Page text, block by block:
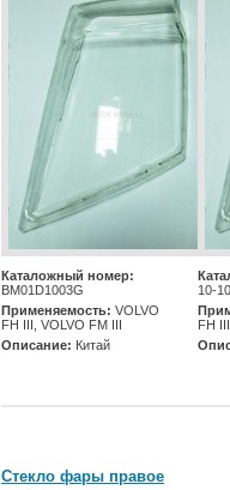
Каталожный номер:
BM01D1003G
Применяемость: VOLVO
FH III, VOLVO FM III
Описание: Китай
10-
FH
Стекло фары правое